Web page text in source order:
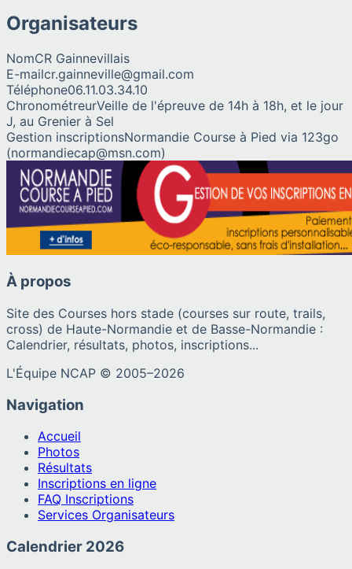
Organisateurs
NomCR Gainnevillais
E-mailcr.gainneville@gmail.com
Téléphone06.11.03.34.10
ChronométreurVeille de l'épreuve de 14h à 18h, et le jour
J, au Grenier à Sel
Gestion inscriptionsNormandie Course à Pied via 123go
(normandiecap@msn.com)
À propos
Site des Courses hors stade (courses sur route, trails,
cross) de Haute-Normandie et de Basse-Normandie :
Calendrier, résultats, photos, inscriptions...
L'Équipe NCAP © 2005–2026
Navigation
Accueil
Photos
Résultats
Inscriptions en ligne
FAQ Inscriptions
Services Organisateurs
Calendrier 2026